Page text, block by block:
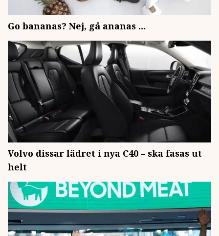
Go bananas? Nej, gå ananas …
Volvo dissar lädret i nya C40 – ska fasas ut
helt